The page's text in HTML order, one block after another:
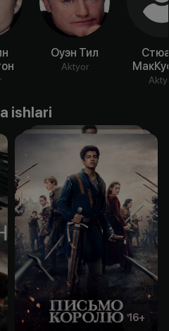
Оуэн Тил
Aktyor
ishlari
16+